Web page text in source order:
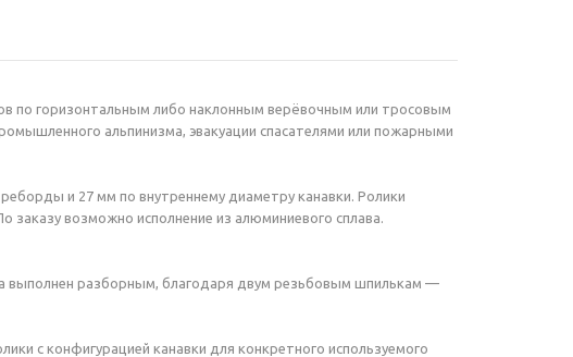
по горизонтальным либо наклонным верёвочным или тросовым
альпинизма, эвакуации спасателями или пожарными
и 27 мм по внутреннему диаметру канавки. Ролики
возможно исполнение из алюминиевого сплава.
выполнен разборным, благодаря двум резьбовым шпилькам —
с конфигурацией канавки для конкретного используемого